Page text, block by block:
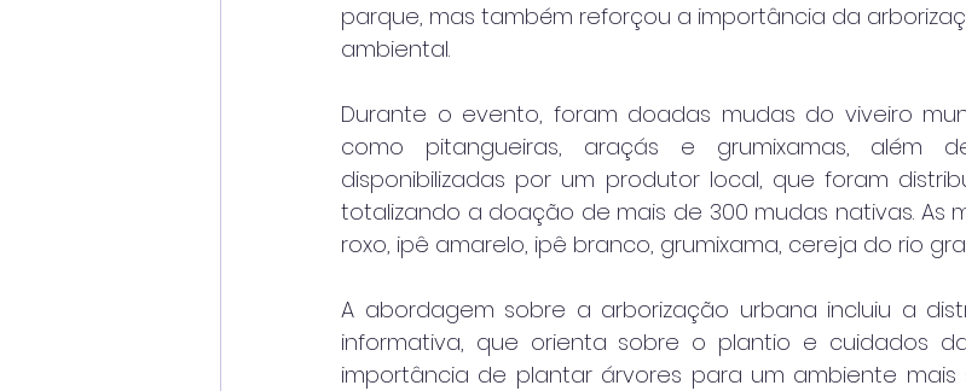
parque, mas também reforçou a importância da
ambiental.
Durante o evento, foram doadas mudas do viveiro
como pitangueiras, araçás e grumixamas, além
disponibilizadas por um produtor local, que foram
totalizando a doação de mais de 300 mudas nativas. As
roxo, ipê amarelo, ipê branco, grumixama, cereja do rio
A abordagem sobre a arborização urbana incluiu a
informativa, que orienta sobre o plantio e cuidados
importância de plantar árvores para um ambiente